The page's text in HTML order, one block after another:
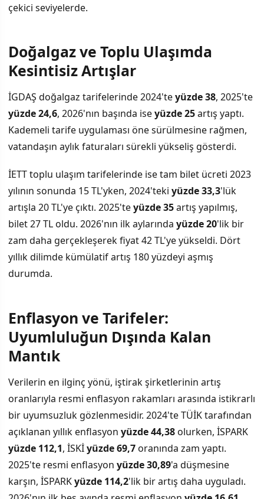
çekici seviyelerde.
Doğalgaz ve Toplu Ulaşımda
Kesintisiz Artışlar
İGDAŞ doğalgaz tarifelerinde 2024'teyüzde 38, 2025'te
yüzde 24,6, 2026'nın başında iseyüzde 25artış yaptı.
Kademeli tarife uygulaması öne sürülmesine rağmen,
vatandaşın aylık faturaları sürekli yükseliş gösterdi.
İETT toplu ulaşım tarifelerinde ise tam bilet ücreti 2023
yılının sonunda 15 TL'yken, 2024'teki yüzde 33,3'lük
artışla 20 TL'ye çıktı. 2025'teyüzde 35artış yapılmış,
bilet 27 TL oldu. 2026'nın ilk aylarında yüzde 20'lik bir
zam daha gerçekleşerek fiyat 42 TL'ye yükseldi. Dört
yıllık dilimde kümülatif artış 180 yüzdeyi aşmış
durumda.
Enflasyon ve Tarifeler:
Uyumluluğun Dışında Kalan
Mantık
Verilerin en ilginç yönü, iştirak şirketlerinin artış
oranlarıyla resmi enflasyon rakamları arasında istikrarlı
bir uyumsuzluk gözlenmesidir. 2024'te TÜİK tarafından
açıklanan yıllık enflasyon yüzde 44,38olurken, İSPARK
yüzde 112,1, İSKİyüzde 69,7oranında zam yaptı.
2025'te resmi enflasyon yüzde 30,89'a düşmesine
karşın, İSPARKyüzde 114,2'lik bir artış daha uyguladı.